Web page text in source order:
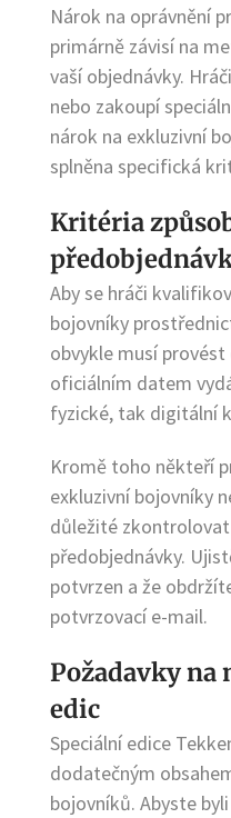
Nárok na oprávnění
primárně závisí na
vaší objednávky.
nebo zakoupí
nárok na exkluzivní
splněna specifická
Kritéria
Aby se hráči
bojovníky
obvykle musí
oficiálním datem
fyzické, tak digitální
Kromě toho někteří
exkluzivní bojovníky
důležité
předobjednávky.
potvrzen a že
potvrzovací e-mail.
Požadavky na
edic
Speciální edice
dodatečným
bojovníků. Abyste